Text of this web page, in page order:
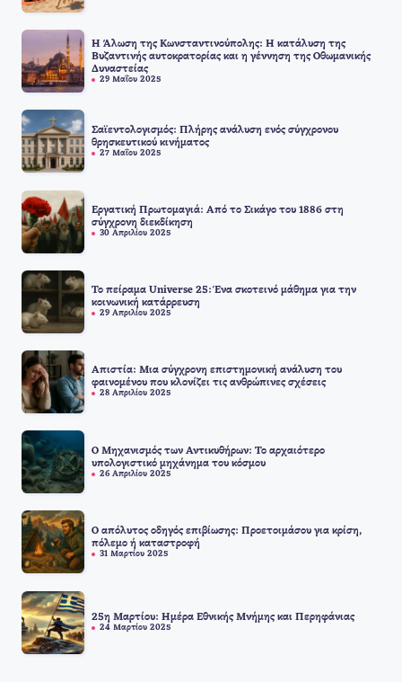
Η Άλωση της Κωνσταντινούπολης: Η κατάλυση της
Βυζαντινής αυτοκρατορίας και η γέννηση της Οθωμανικής
Δυναστείας
29 Μαΐου 2025
Σαϊεντολογισμός: Πλήρης ανάλυση ενός σύγχρονου
θρησκευτικού κινήματος
27 Μαΐου 2025
Εργατική Πρωτομαγιά: Από το Σικάγο του 1886 στη
σύγχρονη διεκδίκηση
30 Απριλίου 2025
Το πείραμα Universe 25: Ένα σκοτεινό μάθημα για την
κοινωνική κατάρρευση
29 Απριλίου 2025
Απιστία: Μια σύγχρονη επιστημονική ανάλυση του
φαινομένου που κλονίζει τις ανθρώπινες σχέσεις
28 Απριλίου 2025
Ο Μηχανισμός των Αντικυθήρων: Το αρχαιότερο
υπολογιστικό μηχάνημα του κόσμου
26 Απριλίου 2025
Ο απόλυτος οδηγός επιβίωσης: Προετοιμάσου για κρίση,
πόλεμο ή καταστροφή
31 Μαρτίου 2025
25η Μαρτίου: Ημέρα Εθνικής Μνήμης και Περηφάνιας
24 Μαρτίου 2025